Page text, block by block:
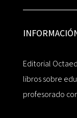
Editorial
libros sobre
profesorado